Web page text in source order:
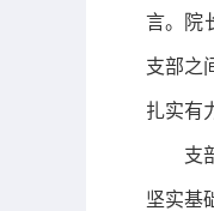
言。院
支部之
扎实有
支
坚实基